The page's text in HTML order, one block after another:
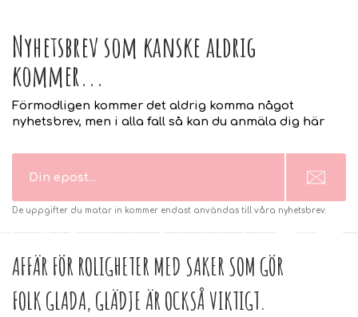
Nyhetsbrev som kanske aldrig
kommer...
Förmodligen kommer det aldrig komma något
nyhetsbrev, men i alla fall så kan du anmäla dig här
De uppgifter du matar in kommer endast användas till våra nyhetsbrev.
AFFÄR FÖR ROLIGHETER MED SAKER SOM GÖR
FOLK GLADA, GLÄDJE ÄR OCKSÅ VIKTIGT.